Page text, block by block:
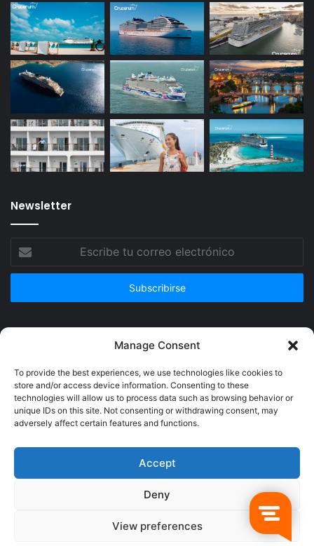
Manage Consent
To provide the best experiences, we use technologies like cookies to
store and/or access device information. Consenting to these
technologies will allow us to process data such as browsing behavior or
unique IDs on this site. Not consenting or withdrawing consent, may
adversely affect certain features and functions.
Accept
Deny
View preferences
Newsletter
correo
© Copyright 2026, Todos los derechos reservados @Crucerum |
Facebook
TwitterYouTubeInstagram